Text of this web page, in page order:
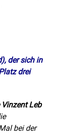
der sich in
drei
Leb
bei der